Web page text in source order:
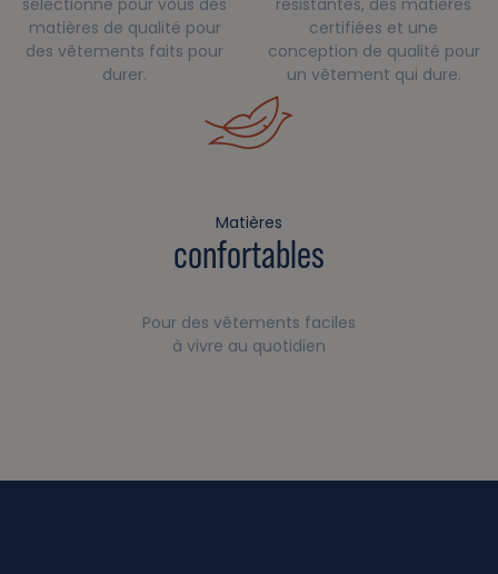
matières de qualité pour
des vêtements faits pour
durer.
certifiées et une
conception de qualité pour
un vêtement qui dure.
Matières
confortables
Pour des vêtements faciles
à vivre au quotidien